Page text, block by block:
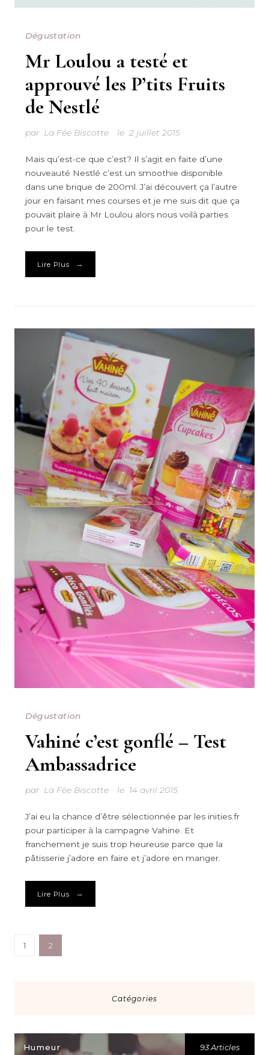
Dégustation
Mr Loulou a testé et
approuvé les P’tits Fruits
de Nestlé
par La Fée Biscotte le 2 juillet 2015
Mais qu’est-ce que c’est? Il s’agit en faite d’une
nouveauté Nestlé c’est un smoothie disponible
dans une brique de 200ml. J’ai découvert ça l’autre
jour en faisant mes courses et je me suis dit que ça
pouvait plaire à Mr Loulou alors nous voilà parties
pour le test.
Lire Plus →
Dégustation
Vahiné c’est gonflé – Test
Ambassadrice
par La Fée Biscotte le 14 avril 2015
J’ai eu la chance d’être sélectionnée par les inities.fr
pour participer à la campagne Vahine. Et
franchement je suis trop heureuse parce que la
pâtisserie j’adore en faire et j’adore en manger.
Lire Plus →
1 2
Catégories
Humeur 93 Articles